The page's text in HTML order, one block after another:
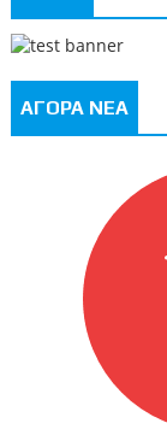
ΑΓΟΡΑ ΝΕΑ